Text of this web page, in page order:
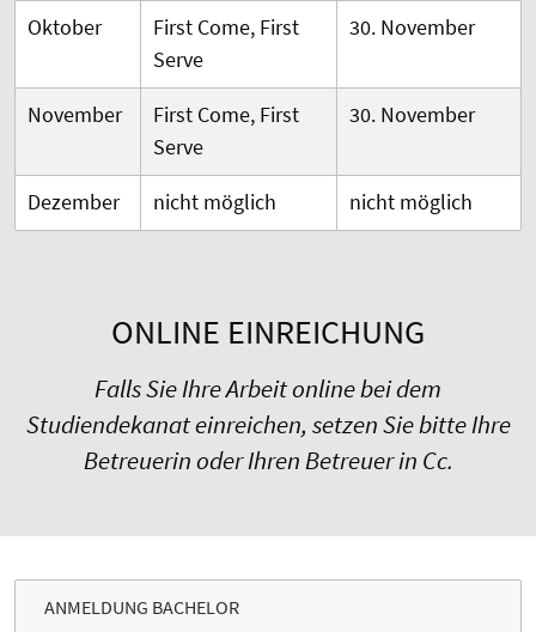
Oktober
First Come, First
Serve
30. November
November
First Come, First
Serve
30. November
Dezember nicht möglich nicht möglich
ONLINE EINREICHUNG
Falls Sie Ihre Arbeit online bei dem
Studiendekanat einreichen, setzen Sie bitte Ihre
Betreuerin oder Ihren Betreuer in Cc.
ANMELDUNG BACHELOR